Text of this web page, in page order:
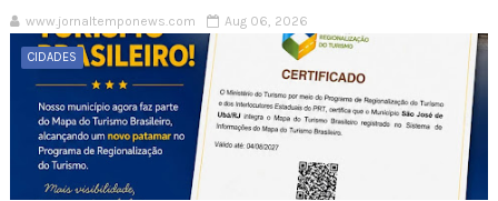
www.jornaltemponews.com Aug 06, 2026
CIDADES